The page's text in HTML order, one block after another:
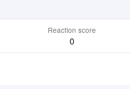
Reaction score
0